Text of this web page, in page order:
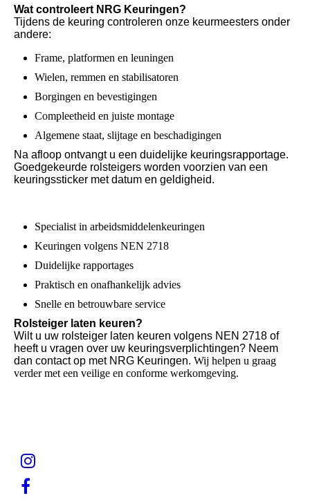
Wat controleert NRG Keuringen?
Tijdens de keuring controleren onze keurmeesters onder
andere:
Frame, platformen en leuningen
Wielen, remmen en stabilisatoren
Borgingen en bevestigingen
Compleetheid en juiste montage
Algemene staat, slijtage en beschadigingen
Na afloop ontvangt u een duidelijke keuringsrapportage.
Goedgekeurde rolsteigers worden voorzien van een
keuringssticker met datum en geldigheid.
Specialist in arbeidsmiddelenkeuringen
Keuringen volgens NEN 2718
Duidelijke rapportages
Praktisch en onafhankelijk advies
Snelle en betrouwbare service
Rolsteiger laten keuren?
Wilt u uw rolsteiger laten keuren volgens NEN 2718 of
heeft u vragen over uw keuringsverplichtingen? Neem
dan contact op met NRG Keuringen. Wij helpen u graag
verder met een veilige en conforme werkomgeving.